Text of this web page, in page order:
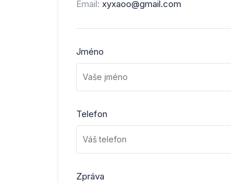
Email: xyxaoo@gmail.com
Jméno
Telefon
Zpráva